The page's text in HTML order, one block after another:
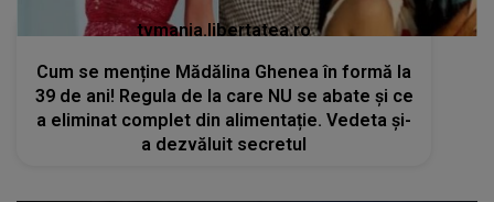
tvmania.libertatea.ro
Cum se menține Mădălina Ghenea în formă la
39 de ani! Regula de la care NU se abate și ce
a eliminat complet din alimentație. Vedeta și-
a dezvăluit secretul